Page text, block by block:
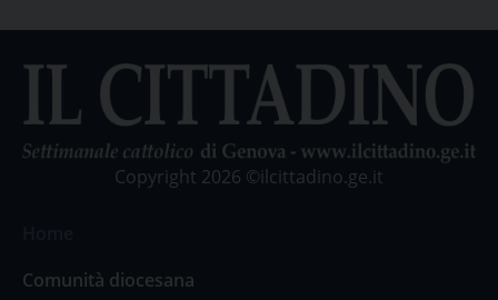
Copyright 2026 ©ilcittadino.ge.it
Comunità diocesana